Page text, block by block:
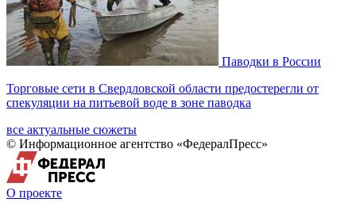
Паводки в России
Торговые сети в Свердловской области предостерегли от
спекуляции на питьевой воде в зоне паводка
все актуальные сюжеты
© Информационное агентство «ФедералПресс»
О проекте